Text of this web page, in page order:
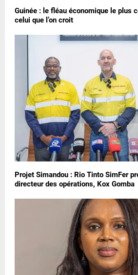
Guinée : le fléau économique le plus
celui que l’on croit
Projet Simandou : Rio Tinto SimFer
directeur des opérations, Kox Gomba